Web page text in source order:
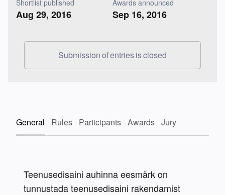
Shortlist published
Aug 29, 2016
Awards announced
Sep 16, 2016
Submission of entries is closed
General Rules Participants Awards Jury
Teenusedisaini auhinna eesmärk on
tunnustada teenusedisaini rakendamist